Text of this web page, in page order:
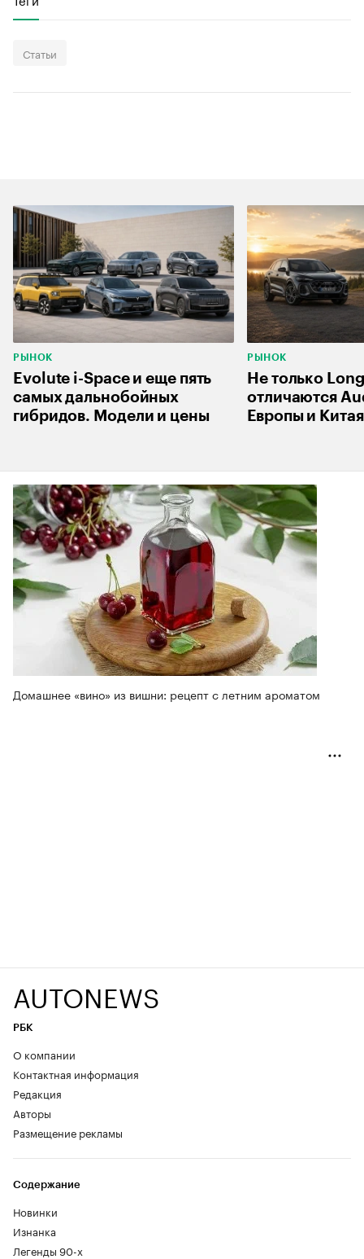
Статьи
РЫНОК
Evolute i-Space и еще пять
самых дальнобойных
гибридов. Модели и цены
РЫНОК
Не только
отличаются
Европы и Китая
Домашнее «вино» из вишни: рецепт с летним ароматом
AUTONEWS
РБК
О компании
Контактная информация
Редакция
Авторы
Размещение рекламы
Содержание
Новинки
Изнанка
Легенды 90-х